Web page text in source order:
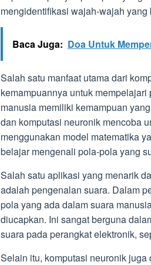
mengidentifikasi wajah-wajah yang
Baca Juga: Doa Untuk
Salah satu manfaat utama dari
kemampuannya untuk
manusia memiliki kemampuan
dan komputasi neuronik mencoba
menggunakan model matematika
belajar mengenali pola-pola yang
Salah satu aplikasi yang menarik
adalah pengenalan suara. Dalam
pola yang ada dalam suara
diucapkan. Ini sangat berguna
suara pada perangkat elektronik,
Selain itu, komputasi neuronik